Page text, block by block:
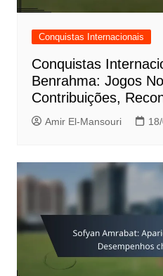
Conquistas Internacionais
Conquistas
Benrahma: Jogos
Contribuições,
Amir El-Mansouri